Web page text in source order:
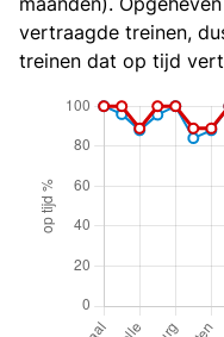
vertraagde treinen,
treinen dat op tijd